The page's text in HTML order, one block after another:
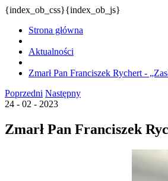
{index_ob_css}{index_ob_js}
Strona główna
Aktualności
Zmarł Pan Franciszek Rychert -
Poprzedni Następny
24 - 02 - 2023
Zmarł Pan Franciszek